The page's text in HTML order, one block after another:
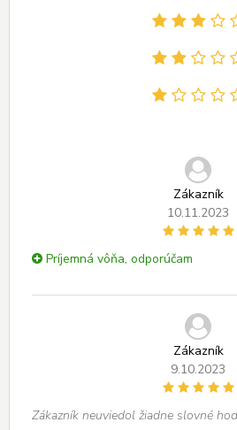
Zákazník
10.11.2023
Príjemná vôňa, odporúčam
Zákazník
9.10.2023
Zákazník neuviedol žiadne slovné